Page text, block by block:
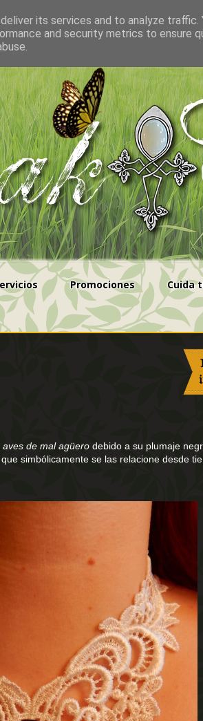
Promociones Cuida
aves de mal agüero debido a su plumaje
simbólicamente se las relacione desde
its services and to analyze traffic.
and security metrics to ensure